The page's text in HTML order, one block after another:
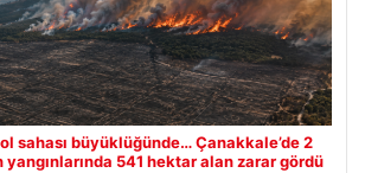
sahası büyüklüğünde… Çanakkale’de 2
yangınlarında 541 hektar alan zarar gördü